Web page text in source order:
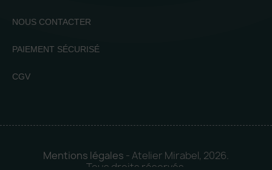
NOUS CONTACTER
PAIEMENT SÉCURISÉ
CGV
Mentions légales - Atelier Mirabel, 2026.
Tous droits réservés.